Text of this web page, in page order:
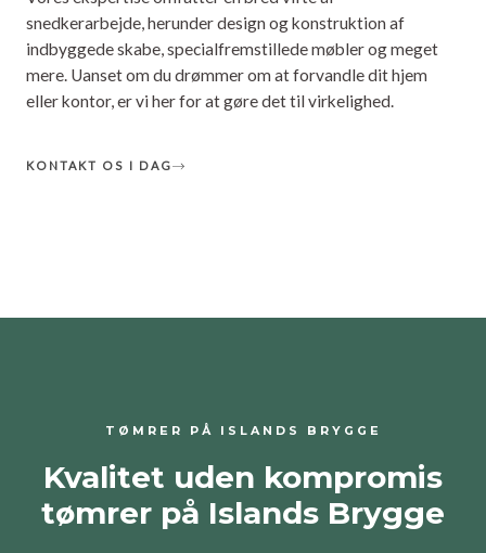
snedkerarbejde, herunder design og konstruktion af
indbyggede skabe, specialfremstillede møbler og meget
mere. Uanset om du drømmer om at forvandle dit hjem
eller kontor, er vi her for at gøre det til virkelighed.
KONTAKT OS I DAG
TØMRER PÅ ISLANDS BRYGGE
Kvalitet uden kompromis
tømrer på Islands Brygge